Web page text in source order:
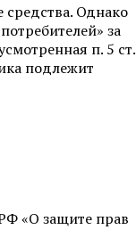
средства. Однако
за
п. 5 ст.
подлежит
«О защите прав